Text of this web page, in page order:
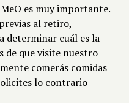
es muy importante.
al retiro,
determinar cuál es la
de que visite nuestro
comerás comidas
lo contrario